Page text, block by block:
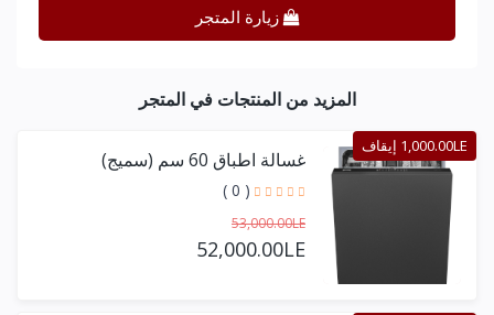
زيارة المتجر
المزيد من المنتجات في المتجر
1,000.00LE إيقاف
غسالة اطباق 60 سم (سميج)
( 0 )
53,000.00LE
52,000.00LE